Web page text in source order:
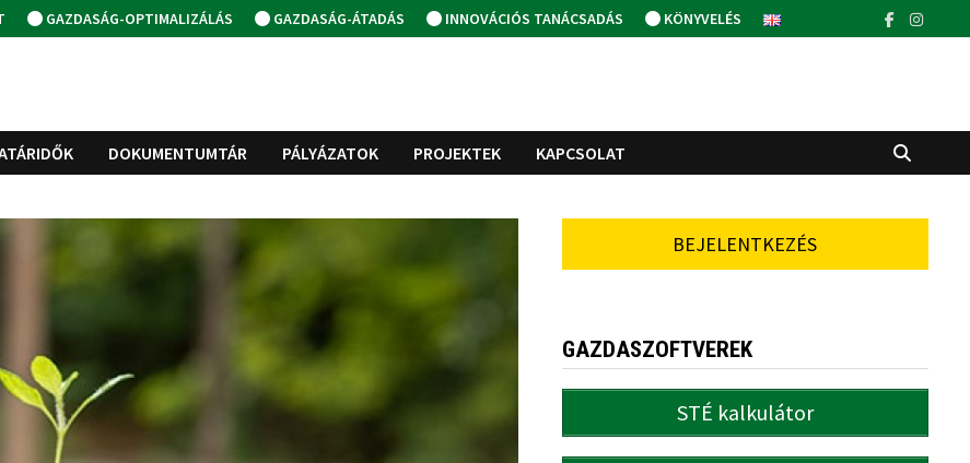
GAZDASÁG-OPTIMALIZÁLÁS GAZDASÁG-ÁTADÁS INNOVÁCIÓS TANÁCSADÁS KÖNYVELÉS
DOKUMENTUMTÁR PÁLYÁZATOK PROJEKTEK KAPCSOLAT
BEJELENTKEZÉS
GAZDASZOFTVEREK
STÉ kalkulátor